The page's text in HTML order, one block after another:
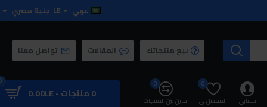
عربي LE جنية مصري
بيع منتجاتك المقالات تواصل معنا
حسابي المفضل لي
0
قارن بين المنتجات
0
0 منتجات - 0.00LE